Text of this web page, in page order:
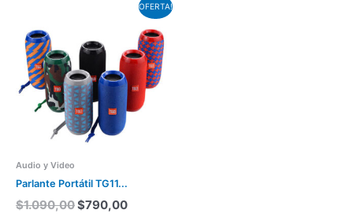
OFERTA!
Audio y Video
Parlante Portátil TG11...
$1.090,00
era:
$1.090,00.
$790,00
precio
actual
es:
$790,00.
Este
tiene
varias
variantes.
Las
opciones